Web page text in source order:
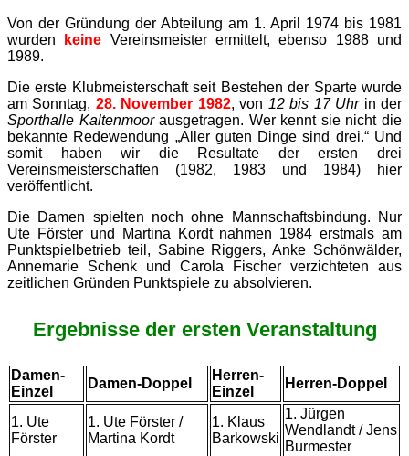
Von der Gründung der Abteilung am 1. April 1974 bis 1981
wurden
keine Vereinsmeister ermittelt, ebenso 1988 und
1989.
Die erste Klubmeisterschaft seit Bestehen der Sparte wurde
am Sonntag, 28. November 1982, von 12 bis 17 Uhrin der
Sporthalle Kaltenmoorausgetragen. Wer kennt sie nicht die
bekannte Redewendung „Aller guten Dinge sind drei.“ Und
somit haben wir die Resultate der ersten drei
Vereinsmeisterschaften (1982, 1983 und 1984) hier
veröffentlicht.
Die Damen spielten noch ohne Mannschaftsbindung. Nur
Ute Förster und Martina Kordt nahmen 1984 erstmals am
Punktspielbetrieb teil, Sabine Riggers, Anke Schönwälder,
Annemarie Schenk und Carola Fischer verzichteten aus
zeitlichen Gründen Punktspiele zu absolvieren.
Ergebnisse der ersten Veranstaltung
Damen-
Einzel
Damen-Doppel
Herren-
Einzel
Herren-Doppel
1. Ute
Förster
1. Ute Förster /
Martina Kordt
1. Klaus
Barkowski
1. Jürgen
Wendlandt / Jens
Burmester